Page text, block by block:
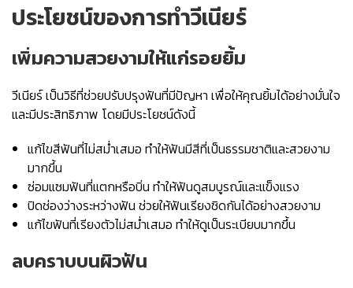
ประโยชน์ของการทำวีเนียร์
เพิ่มความสวยงามให้แก่รอยยิ้ม
วีเนียร์ เป็นวิธีที่ช่วยปรับปรุงฟันที่มีปัญหา เพื่อให้คุณยิ้มได้อย่างมั่นใจ
และมีประสิทธิภาพ โดยมีประโยชน์ดังนี้
แก้ไขสีฟันที่ไม่สม่ำเสมอ ทำให้ฟันมีสีที่เป็นธรรมชาติและสวยงาม
มากขึ้น
ซ่อมแซมฟันที่แตกหรือบิ่น ทำให้ฟันดูสมบูรณ์และแข็งแรง
ปิดช่องว่างระหว่างฟัน ช่วยให้ฟันเรียงชิดกันได้อย่างสวยงาม
แก้ไขฟันที่เรียงตัวไม่สม่ำเสมอ ทำให้ดูเป็นระเบียบมากขึ้น
ลบคราบบนผิวฟัน